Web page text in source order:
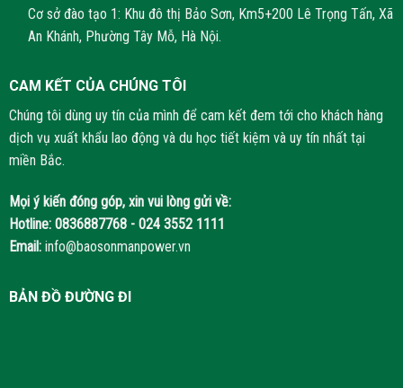
Cơ sở đào tạo 1: Khu đô thị Bảo Sơn, Km5+200 Lê Trọng Tấn, Xã
An Khánh, Phường Tây Mỗ, Hà Nội.
CAM KẾT CỦA CHÚNG TÔI
Chúng tôi dùng uy tín của mình để cam kết đem tới cho khách hàng
dịch vụ xuất khẩu lao động và du học tiết kiệm và uy tín nhất tại
miền Bắc.
Mọi ý kiến đóng góp, xin vui lòng gửi về:
Hotline: 0836887768 - 024 3552 1111
Email: info@baosonmanpower.vn
BẢN ĐỒ ĐƯỜNG ĐI